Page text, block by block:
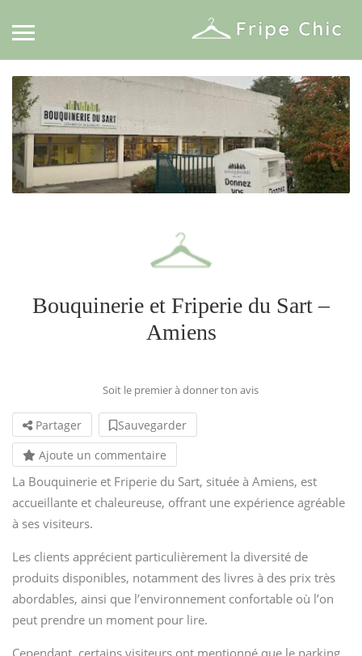
Bouquinerie et Friperie du Sart –
Amiens
Soit le premier à donner ton avis
Partager
Sauvegarder
Ajoute un commentaire
La Bouquinerie et Friperie du Sart, située à Amiens, est
accueillante et chaleureuse, offrant une expérience agréable
à ses visiteurs.
Les clients apprécient particulièrement la diversité de
produits disponibles, notamment des livres à des prix très
abordables, ainsi que l’environnement confortable où l’on
peut prendre un moment pour lire.
Cependant, certains visiteurs ont mentionné que le parking